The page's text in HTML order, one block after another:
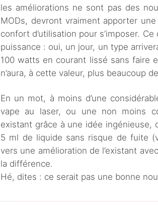
les améliorations ne sont pas des
MODs, devront vraiment apporter
confort d’utilisation pour s’imposer.
puissance : oui, un jour, un type
100 watts en courant lissé sans faire
n’aura, à cette valeur, plus beaucoup
En un mot, à moins d’une
vape au laser, ou une non moins
existant grâce à une idée ingénieuse,
5 ml de liquide sans risque de fuite
vers une amélioration de l’existant
la différence.
Hé, dites : ce serait pas une bonne